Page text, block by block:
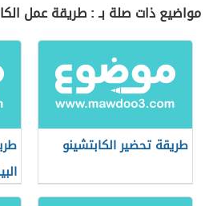
مواضيع ذات صلة بـ : طريقة عمل
طريقة تحضير الكابتشينو